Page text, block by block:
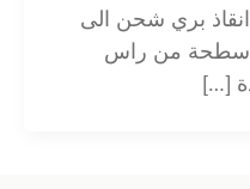
بري شحن الى
سطحة من راس
[…]